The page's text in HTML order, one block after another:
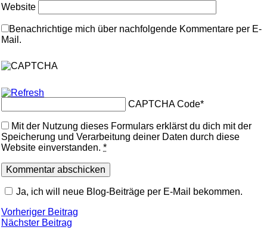
Website
Benachrichtige mich über nachfolgende Kommentare per E-
Mail.
CAPTCHA Code*
Mit der Nutzung dieses Formulars erklärst du dich mit der
Speicherung und Verarbeitung deiner Daten durch diese
Website einverstanden. *
Ja, ich will neue Blog-Beiträge per E-Mail bekommen.
Beitragsnavigation
Vorheriger Beitrag
Nächster Beitrag